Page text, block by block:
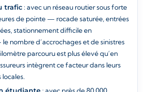
trafic : avec un réseau routier sous forte
de pointe — rocade saturée, entrées
stationnement difficile en
nombre d’accrochages et de sinistres
parcouru est plus élevé qu’en
intègrent ce facteur dans leurs